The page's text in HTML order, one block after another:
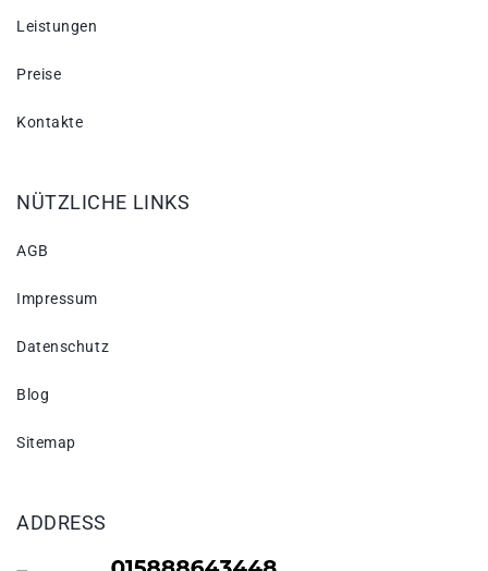
Leistungen
Preise
Kontakte
NÜTZLICHE LINKS
AGB
Impressum
Datenschutz
Blog
Sitemap
ADDRESS